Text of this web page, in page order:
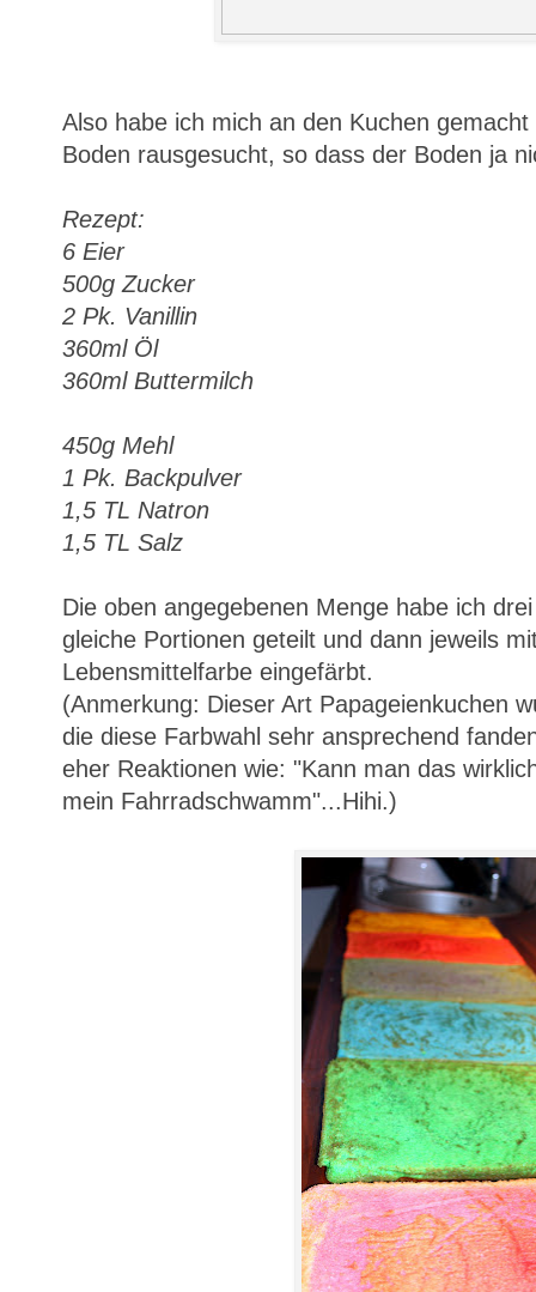
Also habe ich mich an den Kuchen
Boden rausgesucht, so dass der Boden ja
Rezept:
6 Eier
500g Zucker
2 Pk. Vanillin
360ml Öl
360ml Buttermilch
450g Mehl
1 Pk. Backpulver
1,5 TL Natron
1,5 TL Salz
Die oben angegebenen Menge habe ich
gleiche Portionen geteilt und dann jeweils
Lebensmittelfarbe eingefärbt.
(Anmerkung: Dieser Art Papageienkuchen
die diese Farbwahl sehr ansprechend
eher Reaktionen wie: "Kann man das
mein Fahrradschwamm"...Hihi.)